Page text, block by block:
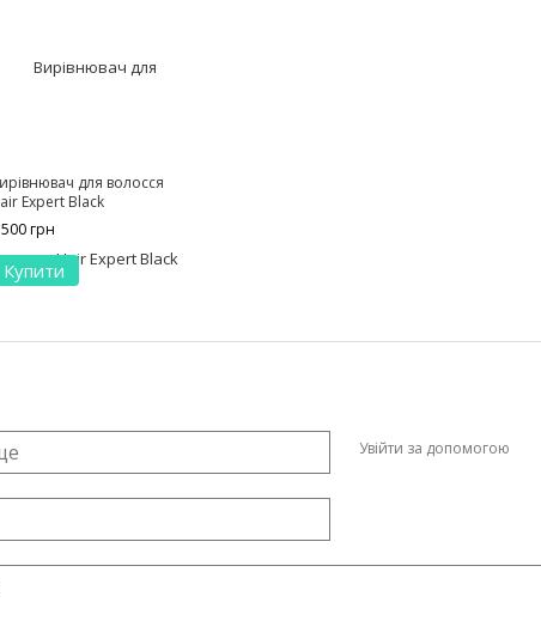
для волосся
Expert Black
грн
Купити
Увійти за допомогою